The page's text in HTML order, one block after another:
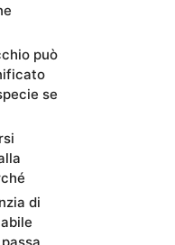
può
se
di